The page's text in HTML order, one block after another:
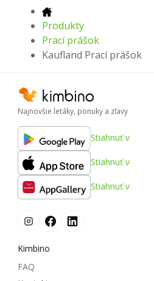
Produkty
Prací prášok
Kaufland Prací prášok
Najnovšie letáky, ponuky a zľavy
Stiahnuť v
Stiahnuť v
Stiahnuť v
Kimbino
FAQ